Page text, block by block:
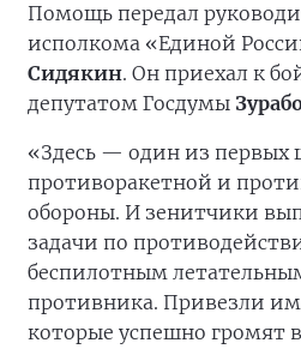
Помощь передал
исполкома «Единой
Сидякин. Он приехал к
депутатом Госдумы
«Здесь — один из первых
противоракетной и
обороны. И зенитчики
задачи по
беспилотным
противника. Привезли
которые успешно громят